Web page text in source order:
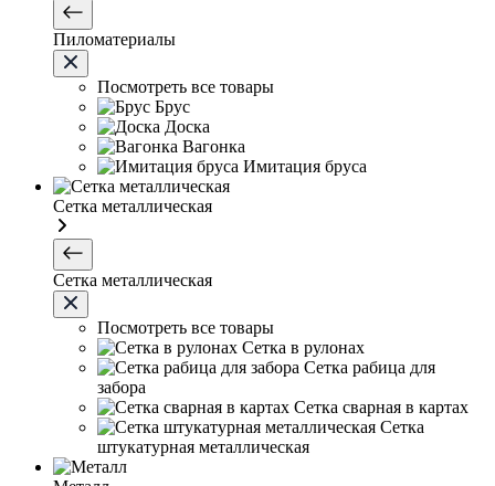
Пиломатериалы
Посмотреть все товары
Брус
Доска
Вагонка
Имитация бруса
Сетка металлическая
Сетка металлическая
Посмотреть все товары
Сетка в рулонах
Сетка рабица для
забора
Сетка сварная в картах
Сетка
штукатурная металлическая